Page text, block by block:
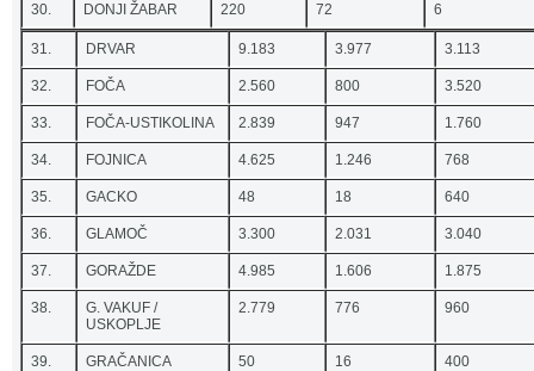
30. DONJI ŽABAR 220 72 6
31. DRVAR 9.183 3.977 3.113
32. FOČA 2.560 800 3.520
33. FOČA-USTIKOLINA 2.839 947 1.760
34. FOJNICA 4.625 1.246 768
35. GACKO 48 18 640
36. GLAMOČ 3.300 2.031 3.040
37. GORAŽDE 4.985 1.606 1.875
38.
G. VAKUF /
USKOPLJE
2.779 776 960
39. GRAČANICA 50 16 400